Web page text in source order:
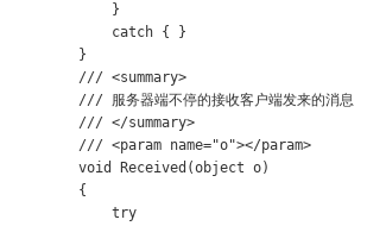
}
catch { }
}
/// <summary>
/// 服务器端不停的接收客户端发来的消息
/// </summary>
/// <param name="o"></param>
void Received(object o)
{
try